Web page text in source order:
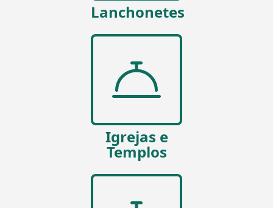
Lanchonetes
Igrejas e
Templos